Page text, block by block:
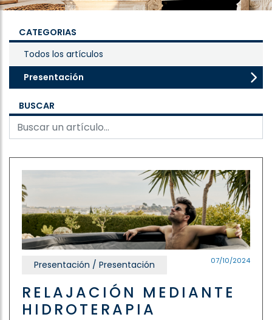
CATEGORIAS
Todos los artículos
Presentación
BUSCAR
Presentación / Presentación 07/10/2024
RELAJACIÓN MEDIANTE
HIDROTERAPIA